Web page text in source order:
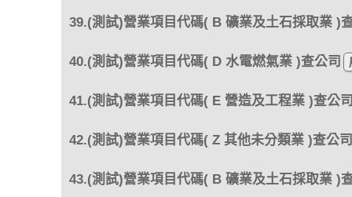
39.(測試)營業項目代碼( B 礦業及土石採取業 )
40.(測試)營業項目代碼( D 水電燃氣業 )查公司
41.(測試)營業項目代碼( E 營造及工程業 )查公
42.(測試)營業項目代碼( Z 其他未分類業 )查公司
43.(測試)營業項目代碼( B 礦業及土石採取業 )